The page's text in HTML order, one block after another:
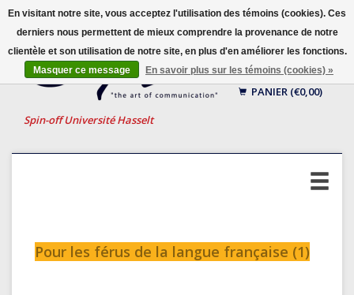
Spin-off Université Hasselt
Nederlands
English
PANIER (€0,00)
Pour les férus de la langue française (1)
En visitant notre site, vous acceptez l'utilisation des témoins (cookies). Ces
derniers nous permettent de mieux comprendre la provenance de notre
clientèle et son utilisation de notre site, en plus d'en améliorer les fonctions.
Masquer ce message
En savoir plus sur les témoins (cookies) »